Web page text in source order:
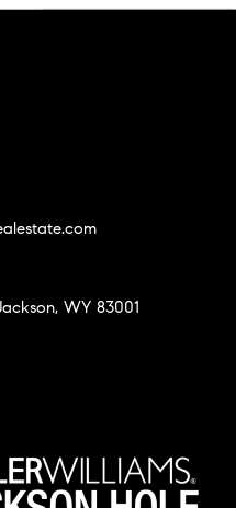
WY 83001